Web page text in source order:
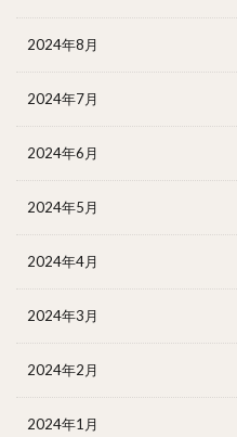
2024年8月
2024年7月
2024年6月
2024年5月
2024年4月
2024年3月
2024年2月
2024年1月